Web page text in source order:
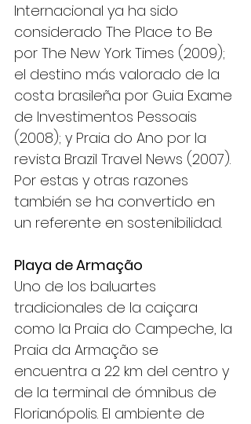
Internacional ya ha sido
considerado The Place to Be
por The New York Times (2009);
el destino más valorado de la
costa brasileña por Guia Exame
de Investimentos Pessoais
(2008); y Praia do Ano por la
revista Brazil Travel News (2007).
Por estas y otras razones
también se ha convertido en
un referente en sostenibilidad.
Playa de Armação
Uno de los baluartes
tradicionales de la caiçara
como la Praia do Campeche, la
Praia da Armação se
encuentra a 22 km del centro y
de la terminal de ómnibus de
Florianópolis. El ambiente de